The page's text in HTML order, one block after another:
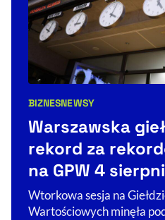
Kategorie artykułu:
BIZNESNEWSY
Warszawska
rekord za
na GPW 4
Wtorkowa sesja na
Wartościowych minęła